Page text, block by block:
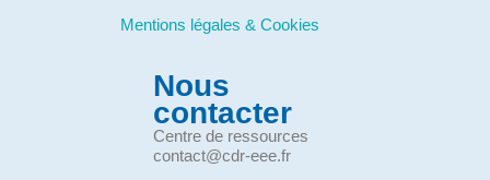
Mentions légales & Cookies
Nous
contacter
Centre de ressources
contact@cdr-eee.fr